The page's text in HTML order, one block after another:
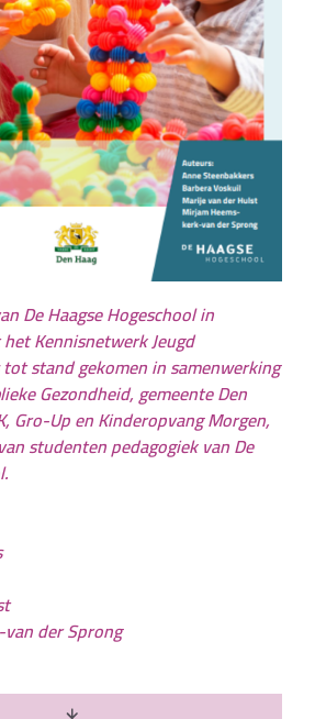
De Haagse Hogeschool in
Kennisnetwerk Jeugd
stand gekomen in samenwerking
Gezondheid, gemeente Den
Gro-Up en Kinderopvang Morgen,
studenten pedagogiek van De
der Sprong